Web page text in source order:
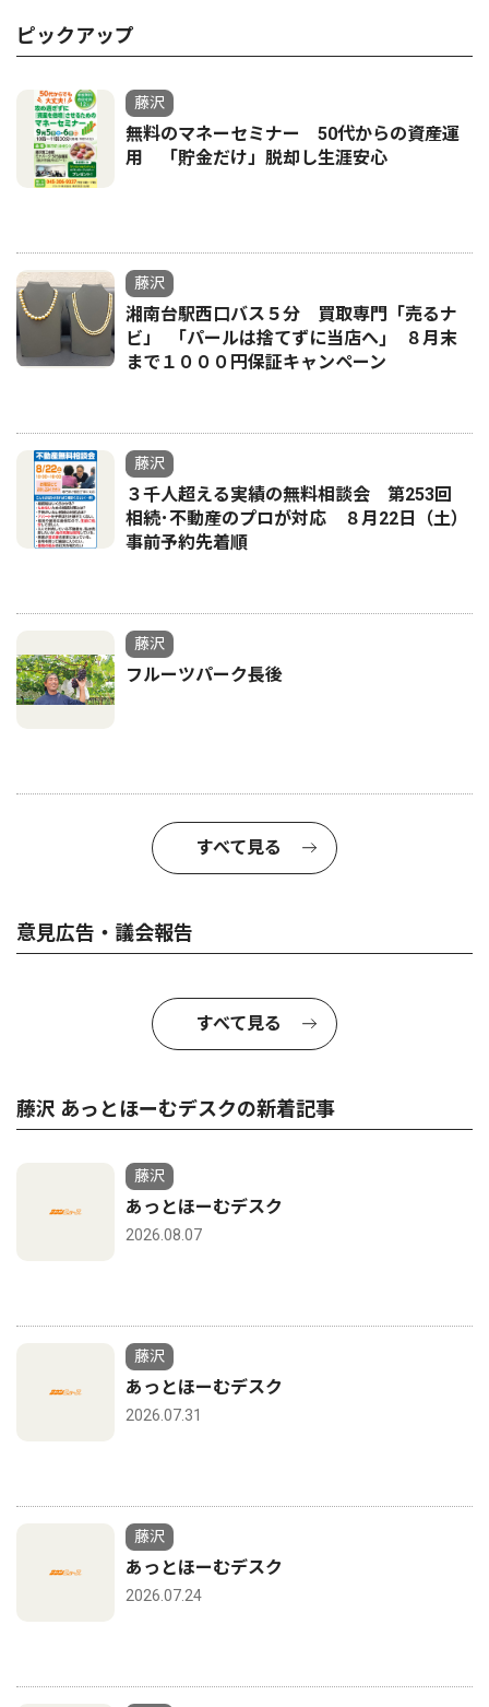
ピックアップ
藤沢
無料のマネーセミナー 50代からの資産運
用 「貯金だけ」脱却し生涯安心
藤沢
湘南台駅西口バス５分 買取専門「売るナ
ビ」 ｢パールは捨てずに当店へ｣ ８月末
まで１０００円保証キャンペーン
藤沢
３千人超える実績の無料相談会 第253回
相続･不動産のプロが対応 ８月22日（土）
事前予約先着順
藤沢
フルーツパーク長後
すべて見る
意見広告・議会報告
すべて見る
藤沢 あっとほーむデスクの新着記事
藤沢
あっとほーむデスク
2026.08.07
藤沢
あっとほーむデスク
2026.07.31
藤沢
あっとほーむデスク
2026.07.24